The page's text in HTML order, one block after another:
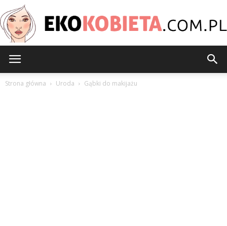
Strona główna Uroda Gąbki do makijażu